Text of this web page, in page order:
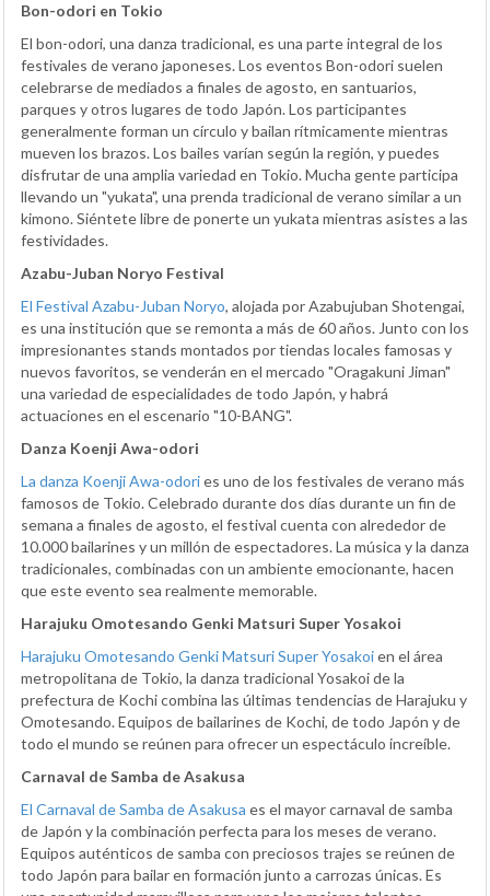
Bon-odori en Tokio
El bon-odori, una danza tradicional, es una parte integral de los
festivales de verano japoneses. Los eventos Bon-odori suelen
celebrarse de mediados a finales de agosto, en santuarios,
parques y otros lugares de todo Japón. Los participantes
generalmente forman un círculo y bailan rítmicamente mientras
mueven los brazos. Los bailes varían según la región, y puedes
disfrutar de una amplia variedad en Tokio. Mucha gente participa
llevando un "yukata", una prenda tradicional de verano similar a un
kimono. Siéntete libre de ponerte un yukata mientras asistes a las
festividades.
Azabu-Juban Noryo Festival
El Festival Azabu-Juban Noryo, alojada por Azabujuban Shotengai,
es una institución que se remonta a más de 60 años. Junto con los
impresionantes stands montados por tiendas locales famosas y
nuevos favoritos, se venderán en el mercado "Oragakuni Jiman"
una variedad de especialidades de todo Japón, y habrá
actuaciones en el escenario "10-BANG".
Danza Koenji Awa-odori
La danza Koenji Awa-odories uno de los festivales de verano más
famosos de Tokio. Celebrado durante dos días durante un fin de
semana a finales de agosto, el festival cuenta con alrededor de
10.000 bailarines y un millón de espectadores. La música y la danza
tradicionales, combinadas con un ambiente emocionante, hacen
que este evento sea realmente memorable.
Harajuku Omotesando Genki Matsuri Super Yosakoi
Harajuku Omotesando Genki Matsuri Super Yosakoien el área
metropolitana de Tokio, la danza tradicional Yosakoi de la
prefectura de Kochi combina las últimas tendencias de Harajuku y
Omotesando. Equipos de bailarines de Kochi, de todo Japón y de
todo el mundo se reúnen para ofrecer un espectáculo increíble.
Carnaval de Samba de Asakusa
El Carnaval de Samba de Asakusa es el mayor carnaval de samba
de Japón y la combinación perfecta para los meses de verano.
Equipos auténticos de samba con preciosos trajes se reúnen de
todo Japón para bailar en formación junto a carrozas únicas. Es